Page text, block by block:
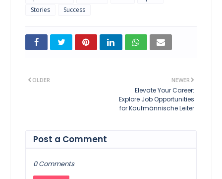
Stories
Success
NEWER
Elevate Your Career:
Explore Job Opportunities
for Kaufmännische Leiter
OLDER
Post a Comment
0 Comments